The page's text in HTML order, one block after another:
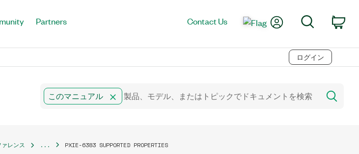
Partners Contact Us My AccountSearch
ログイン
このマニュアル
レンス ... PXIE-6383 SUPPORTED PROPERTIES